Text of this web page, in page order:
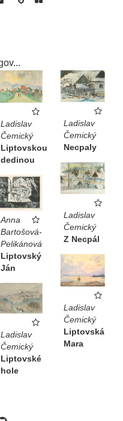
Ladislav
Čemický
Liptovskou
dedinou
Ladislav
Čemický
Necpaly
Ladislav
Čemický
Z Necpál
Anna
Bartošová-
Pelikánová
Liptovský
Ján
Ladislav
Čemický
Liptovská
Mara
Ladislav
Čemický
Liptovské
hole